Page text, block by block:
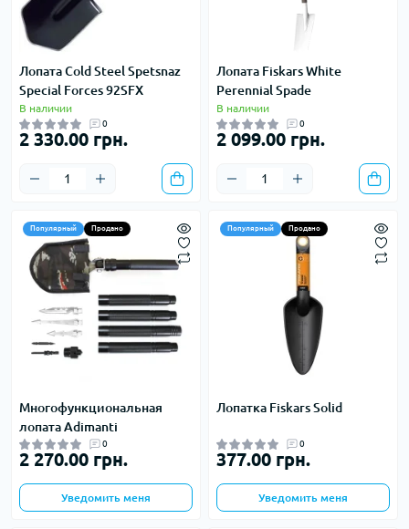
Лопата Cold Steel Spetsnaz
Special Forces 92SFX
В наличии
0
2 330.00 грн.
Лопата Fiskars White
Perennial Spade
В наличии
0
2 099.00 грн.
Популярный Продано
Многофункциональная
лопата Adimanti
0
2 270.00 грн.
Уведомить меня
Популярный Продано
Лопатка Fiskars Solid
0
377.00 грн.
Уведомить меня